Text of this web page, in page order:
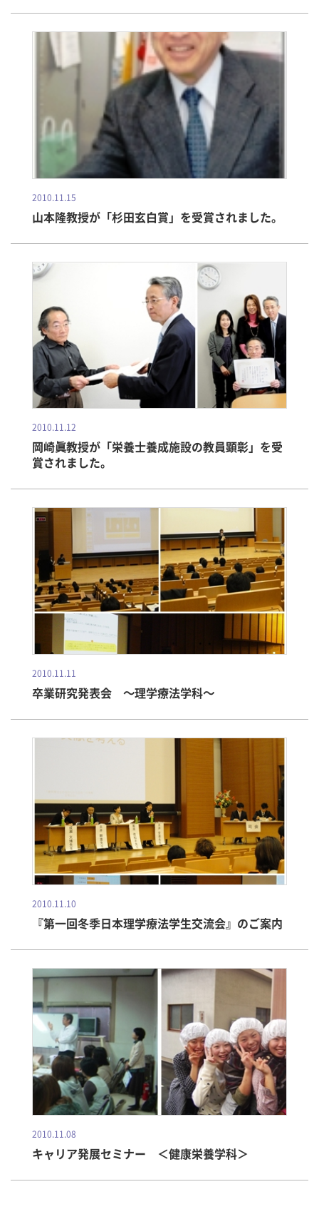
2010.11.15
山本隆教授が「杉田玄白賞」を受賞されました。
2010.11.12
岡崎眞教授が「栄養士養成施設の教員顕彰」を受
賞されました。
2010.11.11
卒業研究発表会 ～理学療法学科～
2010.11.10
『第一回冬季日本理学療法学生交流会』のご案内
2010.11.08
キャリア発展セミナー ＜健康栄養学科＞